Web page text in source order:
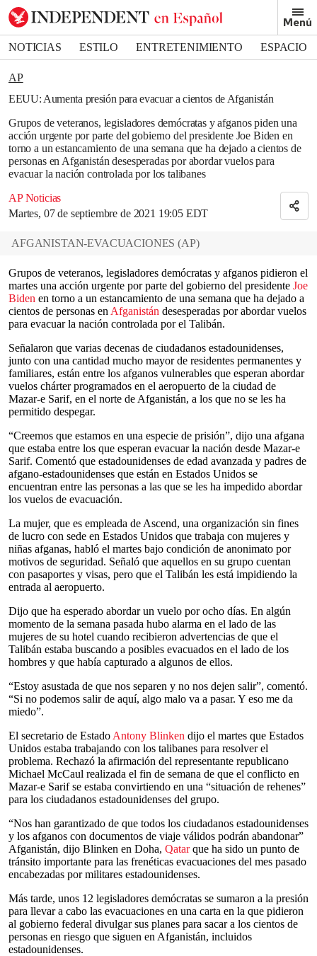
Menú
NOTICIAS ESTILO ENTRETENIMIENTO
ESPACIO
DEPORTES
AP
EEUU: Aumenta presión para evacuar a cientos de Afganistán
Grupos de veteranos, legisladores demócratas y afganos piden una
acción urgente por parte del gobierno del presidente Joe Biden en
torno a un estancamiento de una semana que ha dejado a cientos de
personas en Afganistán desesperadas por abordar vuelos para
evacuar la nación controlada por los talibanes
AP Noticias
Martes, 07 de septiembre de 2021 19:05 EDT
Bookmark popover
Removed from bookmarks
Close popover
AFGANISTAN-EVACUACIONES (AP)
Grupos de veteranos, legisladores demócratas y afganos pidieron el
martes una acción urgente por parte del gobierno del presidente Joe
Biden en torno a un estancamiento de una semana que ha dejado a
cientos de personas en Afganistán desesperadas por abordar vuelos
para evacuar la nación controlada por el Talibán.
Señalaron que varias decenas de ciudadanos estadounidenses,
junto con una cantidad mucho mayor de residentes permanentes y
familiares, están entre los afganos vulnerables que esperan abordar
vuelos chárter programados en el aeropuerto de la ciudad de
Mazar-e Sarif, en el norte de Afganistán, a los que no se les ha
permitido despegar.
“Creemos que estamos en una especie de prisión”, dijo una afgana
que estaba entre los que esperan evacuar la nación desde Mazar-e
Sarif. Comentó que estadounidenses de edad avanzada y padres de
afgano-estadounidenses que están en Estados Unidos se
encuentran entre las personas a las que se les ha impedido abordar
los vuelos de evacuación.
La mujer, que es empleada de Ascend, una organización sin fines
de lucro con sede en Estados Unidos que trabaja con mujeres y
niñas afganas, habló el martes bajo condición de anonimato por
motivos de seguridad. Señaló que aquellos en su grupo cuentan
con pasaportes y visas, pero que el Talibán les está impidiendo la
entrada al aeropuerto.
Dijo que ha esperado abordar un vuelo por ocho días. En algún
momento de la semana pasada hubo alarma en el lado de las
mujeres de su hotel cuando recibieron advertencias de que el
Talibán estaba buscando a posibles evacuados en el lado de los
hombres y que había capturado a algunos de ellos.
“Estoy asustada de que nos separen y no nos dejen salir”, comentó.
“Si no podemos salir de aquí, algo malo va a pasar. Y eso me da
miedo”.
El secretario de Estado Antony Blinken dijo el martes que Estados
Unidos estaba trabajando con los talibanes para resolver el
problema. Rechazó la afirmación del representante republicano
Michael McCaul realizada el fin de semana de que el conflicto en
Mazar-e Sarif se estaba convirtiendo en una “situación de rehenes”
para los ciudadanos estadounidenses del grupo.
“Nos han garantizado de que todos los ciudadanos estadounidenses
y los afganos con documentos de viaje válidos podrán abandonar”
Afganistán, dijo Blinken en Doha, Qatarque ha sido un punto de
tránsito importante para las frenéticas evacuaciones del mes pasado
encabezadas por militares estadounidenses.
Más tarde, unos 12 legisladores demócratas se sumaron a la presión
para llevar a cabo las evacuaciones en una carta en la que pidieron
al gobierno federal divulgar sus planes para sacar a los cientos de
personas en riesgo que siguen en Afganistán, incluidos
estadounidenses.